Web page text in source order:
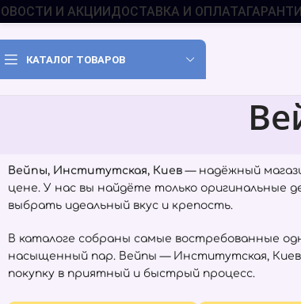
И АКЦИИДОСТАВКА И ОПЛАТА
КАТАЛОГ ТОВАРОВ
Вейпы, Институтская, Киев — надёжный
цене. У нас вы найдёте только оригинальные
выбрать идеальный вкус и крепость.
В каталоге собраны самые востребованные
насыщенный пар. Вейпы — Институтская,
покупку в приятный и быстрый процесс.